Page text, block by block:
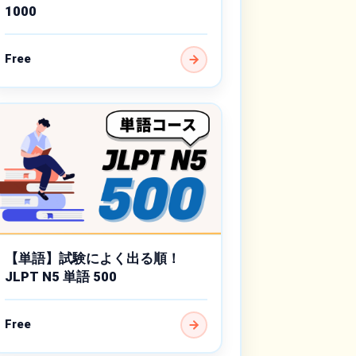
1000
Free
【単語】試験によく出る順！
JLPT N5 単語 500
Free